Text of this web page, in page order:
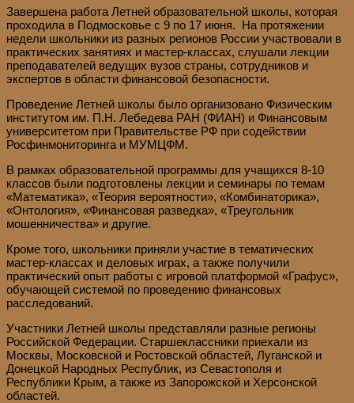
Завершена работа Летней образовательной школы, которая
проходила в Подмосковье с 9 по 17 июня. На протяжении
недели школьники из разных регионов России участвовали в
практических занятиях и мастер-классах, слушали лекции
преподавателей ведущих вузов страны, сотрудников и
экспертов в области финансовой безопасности.
Проведение Летней школы было организовано Физическим
институтом им. П.Н. Лебедева РАН (ФИАН) и Финансовым
университетом при Правительстве РФ при содействии
Росфинмониторинга и МУМЦФМ.
В рамках образовательной программы для учащихся 8-10
классов были подготовлены лекции и семинары по темам
«Математика», «Теория вероятности», «Комбинаторика»,
«Онтология», «Финансовая разведка», «Треугольник
мошенничества» и другие.
Кроме того, школьники приняли участие в тематических
мастер-классах и деловых играх, а также получили
практический опыт работы с игровой платформой «Графус»,
обучающей системой по проведению финансовых
расследований.
Участники Летней школы представляли разные регионы
Российской Федерации. Старшеклассники приехали из
Москвы, Московской и Ростовской областей, Луганской и
Донецкой Народных Республик, из Севастополя и
Республики Крым, а также из Запорожской и Херсонской
областей.